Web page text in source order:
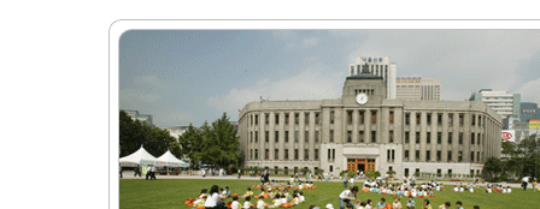
L
사
하 게
하
기
게
하
기